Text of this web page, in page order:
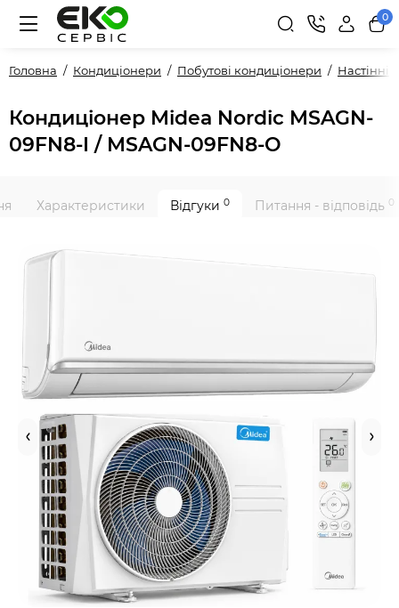
0
Головна Кондиціонери Побутові кондиціонери Настінні
Кондиціонер Midea Nordic MSAGN-
09FN8-I / MSAGN-09FN8-O
Характеристики Відгуки 0 Питання - відповідь 0